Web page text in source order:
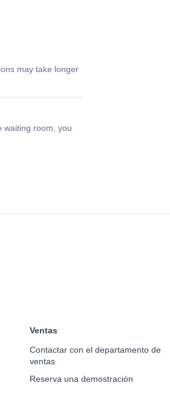
may take longer
waiting room, you
Ventas
Contactar con el departamento de
ventas
Reserva una demostración